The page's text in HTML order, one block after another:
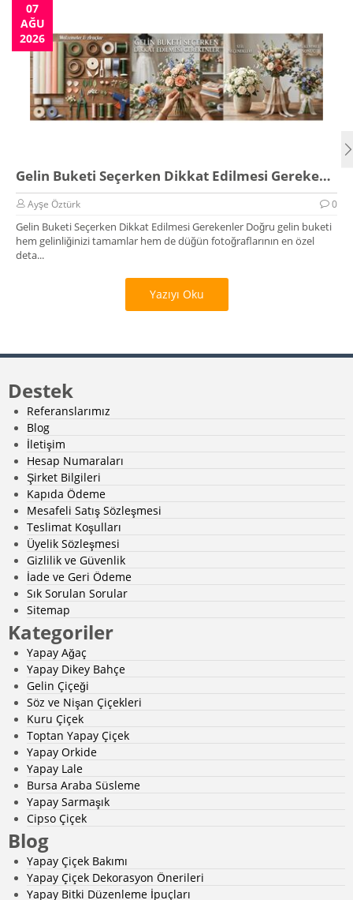
07
AĞU
2026
Gelin Buketi Seçerken Dikkat Edilmesi Gerekenler
Ayşe Öztürk 0
Gelin Buketi Seçerken Dikkat Edilmesi Gerekenler Doğru gelin buketi
hem gelinliğinizi tamamlar hem de düğün fotoğraflarının en özel
deta...
Yazıyı Oku
Destek
Referanslarımız
Blog
İletişim
Hesap Numaraları
Şirket Bilgileri
Kapıda Ödeme
Mesafeli Satış Sözleşmesi
Teslimat Koşulları
Üyelik Sözleşmesi
Gizlilik ve Güvenlik
İade ve Geri Ödeme
Sık Sorulan Sorular
Sitemap
Kategoriler
Yapay Ağaç
Yapay Dikey Bahçe
Gelin Çiçeği
Söz ve Nişan Çiçekleri
Kuru Çiçek
Toptan Yapay Çiçek
Yapay Orkide
Yapay Lale
Bursa Araba Süsleme
Yapay Sarmaşık
Cipso Çiçek
Blog
Yapay Çiçek Bakımı
Yapay Çiçek Dekorasyon Önerileri
Yapay Bitki Düzenleme İpuçları